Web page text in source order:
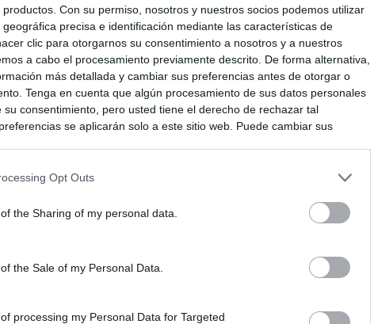
Con su permiso, nosotros y nuestros socios podemos utilizar
precisa e identificación mediante las características de
clic para otorgarnos su consentimiento a nosotros y a nuestros
a cabo el procesamiento previamente descrito. De forma alternativa,
más detallada y cambiar sus preferencias antes de otorgar o
Tenga en cuenta que algún procesamiento de sus datos personales
su consentimiento, pero usted tiene el derecho de rechazar tal
se aplicarán solo a este sitio web. Puede cambiar sus
Opt Outs
the Sharing of my personal data.
the Sale of my Personal Data.
processing my Personal Data for Targeted